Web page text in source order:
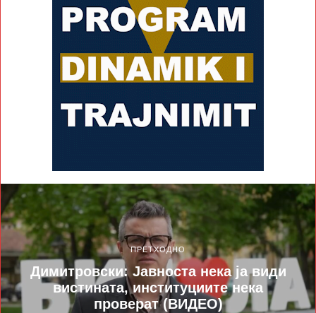
ПРЕТХОДНО
Димитровски: Јавноста нека ја види
вистината, институциите нека
проверат (ВИДЕО)